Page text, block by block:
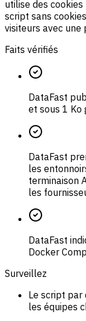
utilise des
script sans
visiteurs avec une
Faits vérifiés
DataFast
et sous 1 Ko
DataFast
les
terminaison
les
DataFast
Docker
Surveillez
Le script par
les équipes